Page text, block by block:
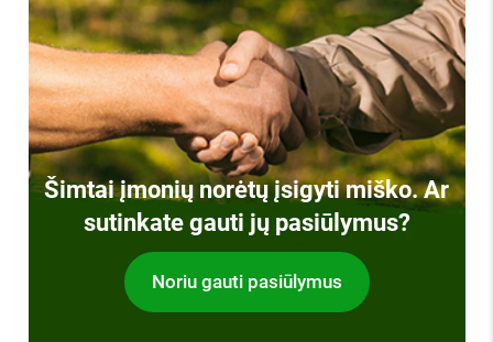
Šimtai įmonių norėtų įsigyti miško. Ar
sutinkate gauti jų pasiūlymus?
Noriu gauti pasiūlymus